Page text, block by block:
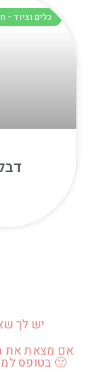
כלים וציוד -
יש לך
אם מצאת את
🙂 בטופס